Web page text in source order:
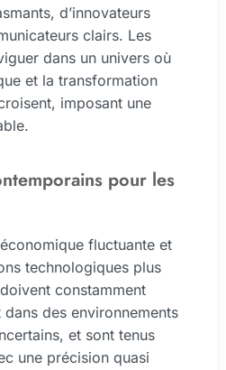
d’innovateurs
clairs. Les
dans un univers où
et la transformation
imposant une
pour les
fluctuante et
technologiques plus
constamment
dans des environnements
et sont tenus
une précision quasi